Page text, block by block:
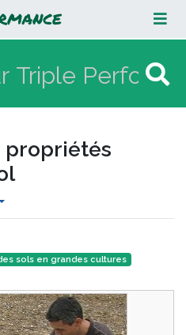
propriétés
sols en grandes cultures